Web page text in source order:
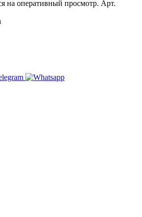
на оперативный просмотр. Арт.